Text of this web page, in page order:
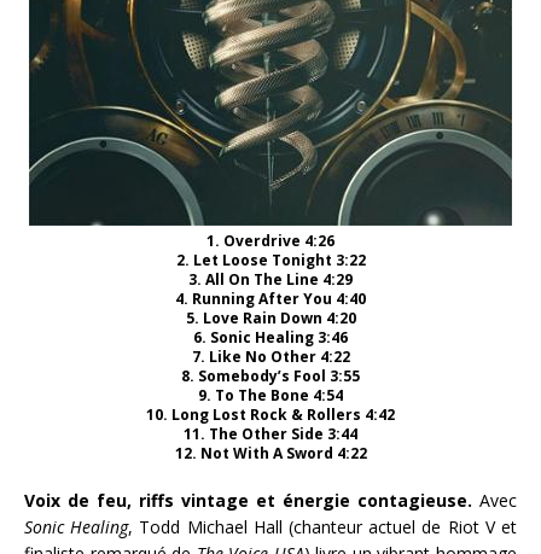
1. Overdrive 4:26
2. Let Loose Tonight 3:22
3. All On The Line 4:29
4. Running After You 4:40
5. Love Rain Down 4:20
6. Sonic Healing 3:46
7. Like No Other 4:22
8. Somebody’s Fool 3:55
9. To The Bone 4:54
10. Long Lost Rock & Rollers 4:42
11. The Other Side 3:44
12. Not With A Sword 4:22
Voix de feu, riffs vintage et énergie contagieuse. Avec
Sonic Healing, Todd Michael Hall (chanteur actuel de Riot V et